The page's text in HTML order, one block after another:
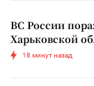
ВС России
Харьковской
18 минут назад